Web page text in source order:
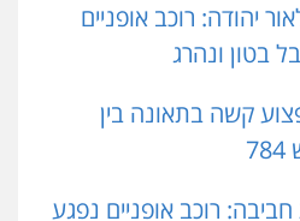
יהודה: רוכב אופניים
בטון ונהרג
קשה בתאונה בין
חביבה: רוכב אופניים נפגע